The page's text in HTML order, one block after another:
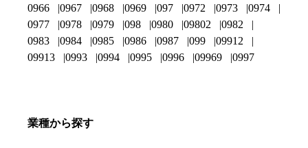
0966
0967 0968 0969 097 0972 0973
0974
0977
0978 0979 098 0980 09802
0982
0983
0984 0985 0986 0987 099
09912
09913
0993 0994 0995 0996 09969 0997
業種から探す